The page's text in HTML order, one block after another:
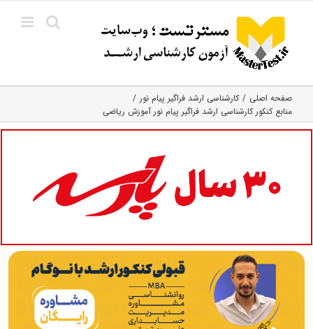
content
صفحه اصلی
کارشناسی ارشد فراگیر پیام نور
منابع کنکور کارشناسی ارشد فراگیر پیام نور آموزش ریاضی